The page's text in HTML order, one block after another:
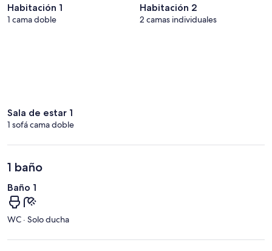
Habitación 1
1 cama doble
Habitación 2
2 camas individuales
Sala de estar 1
1 sofá cama doble
1 baño
Baño 1
WC · Solo ducha